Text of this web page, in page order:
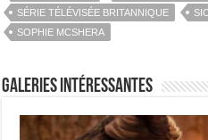
SÉRIE TÉLÉVISÉE BRITANNIQUE
SOPHIE MCSHERA
Galeries intéressantes